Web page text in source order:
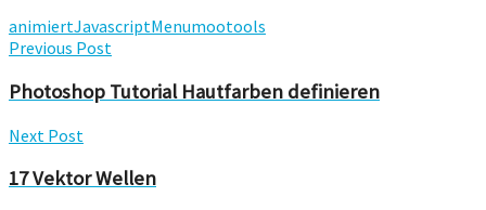
animiertJavascriptMenumootools
Previous Post
Photoshop Tutorial Hautfarben definieren
Next Post
17 Vektor Wellen